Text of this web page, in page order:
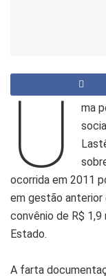
U
ma
ocorrida em 2011
em gestão
convênio de R$ 1,9
Estado.
A farta